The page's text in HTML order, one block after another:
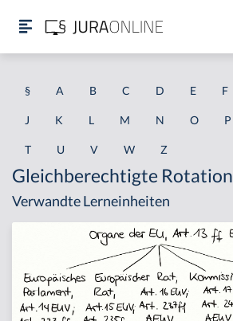
§ A B C D E F
J K L M N O P
T U V W Z
Gleichberechtigte Rotation
Verwandte Lerneinheiten